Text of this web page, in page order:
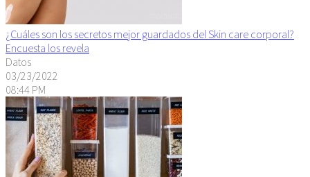
¿Cuáles son los secretos mejor guardados del Skin care corporal?
Encuesta los revela
Datos
03/23/2022
08:44 PM